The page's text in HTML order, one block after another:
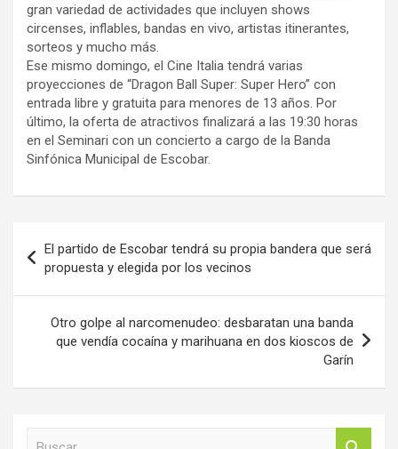
gran variedad de actividades que incluyen shows
circenses, inflables, bandas en vivo, artistas itinerantes,
sorteos y mucho más.
Ese mismo domingo, el Cine Italia tendrá varias
proyecciones de “Dragon Ball Super: Super Hero” con
entrada libre y gratuita para menores de 13 años. Por
último, la oferta de atractivos finalizará a las 19:30 horas
en el Seminari con un concierto a cargo de la Banda
Sinfónica Municipal de Escobar.
de
entradas
El partido de Escobar tendrá su propia bandera que será
propuesta y elegida por los vecinos
Otro golpe al narcomenudeo: desbaratan una banda
que vendía cocaína y marihuana en dos kioscos de
Garín